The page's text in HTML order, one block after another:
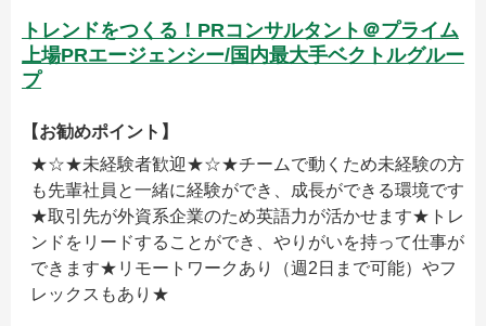
トレンドをつくる！PRコンサルタント＠プライム
上場PRエージェンシー/国内最大手ベクトルグルー
プ
【お勧めポイント】
★☆★未経験者歓迎★☆★チームで動くため未経験の方
も先輩社員と一緒に経験ができ、成長ができる環境です
★取引先が外資系企業のため英語力が活かせます★トレ
ンドをリードすることができ、やりがいを持って仕事が
できます★リモートワークあり（週2日まで可能）やフ
レックスもあり★